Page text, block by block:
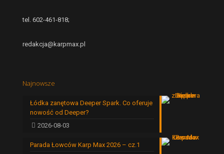
tel. 602-461-818;
redakcja@karpmax.pl
Najnowsze
Łódka zanętowa Deeper Spark. Co oferuje
nowość od Deeper?
2026-08-03
Parada Łowców Karp Max 2026 – cz.1